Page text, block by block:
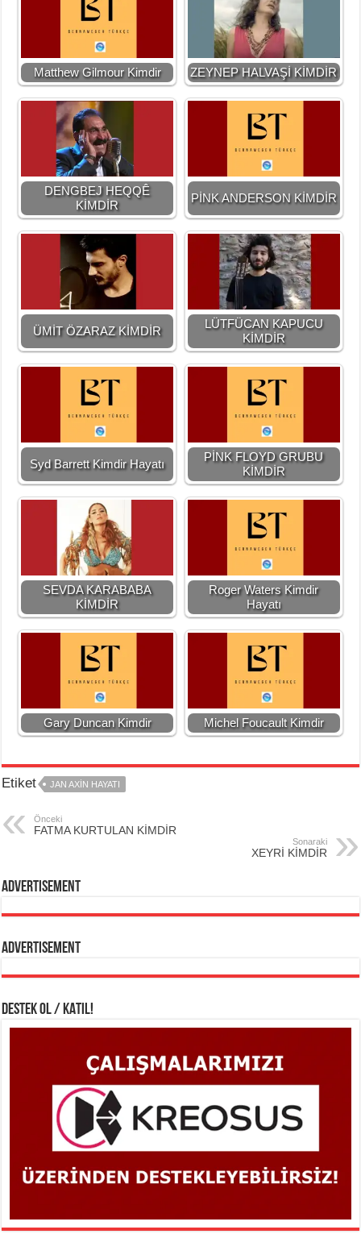
Matthew Gilmour Kimdir ZEYNEP HALVAŞİ KİMDİR
DENGBEJ HEQQÊ
KİMDİR
PİNK ANDERSON KİMDİR
ÜMİT ÖZARAZ KİMDİR
LÜTFÜCAN KAPUCU
KİMDİR
Syd Barrett Kimdir Hayatı
PİNK FLOYD GRUBU
KİMDİR
SEVDA KARABABA
KİMDİR
Roger Waters Kimdir
Hayatı
Gary Duncan Kimdir Michel Foucault Kimdir
Etiket JAN AXİN HAYATI
Önceki
FATMA KURTULAN KİMDİR
Sonaraki
XEYRİ KİMDİR
Advertisement
Advertisement
DESTEK OL / KATIL!